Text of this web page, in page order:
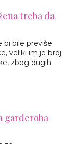
treba da
bi bile previše
veliki im je broj
zbog dugih
garderoba